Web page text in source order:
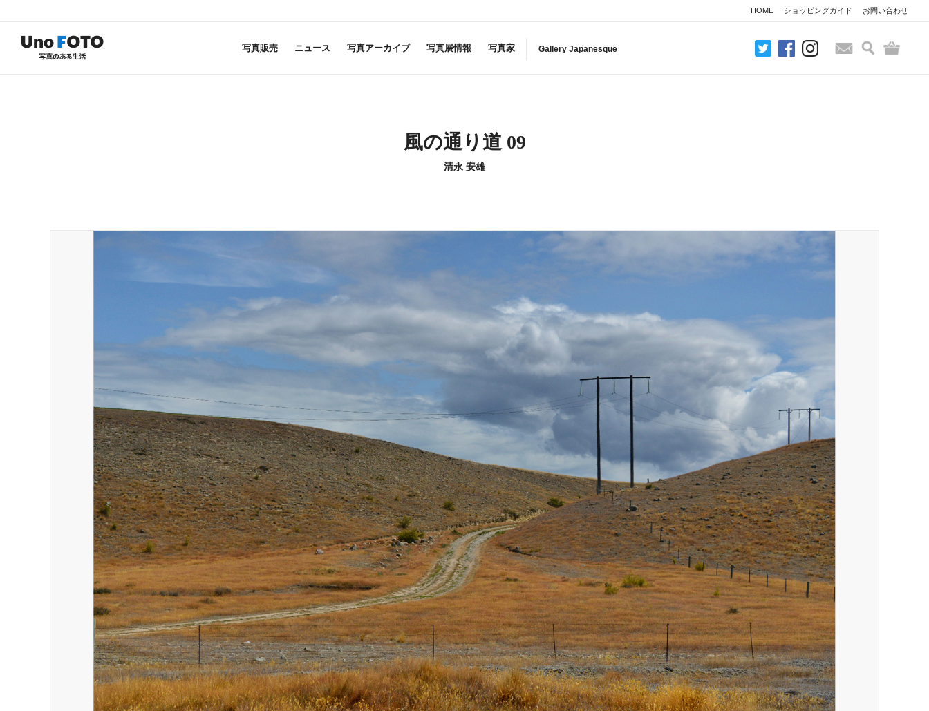
HOME ショッピングガイド お問い合わせ
写真販売 ニュース 写真アーカイブ 写真展情報 写真家 Gallery Japanesque お問い合わせ
検索
風の通り道 09
清永 安雄